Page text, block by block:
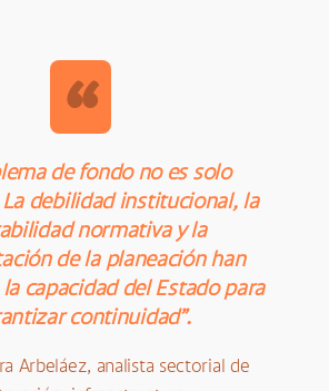
“
de fondo no es solo
debilidad institucional, la
normativa y la
de la planeación han
capacidad del Estado para
continuidad”.
Arbeláez, analista sectorial de